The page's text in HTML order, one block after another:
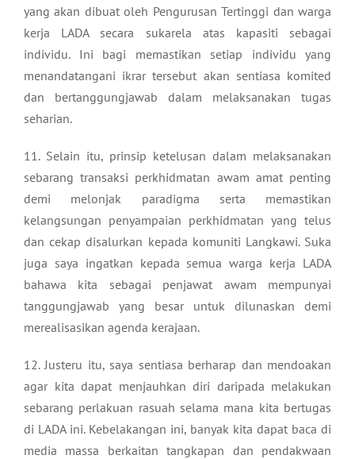
yang akan dibuat oleh Pengurusan Tertinggi dan warga
kerja LADA secara sukarela atas kapasiti sebagai
individu. Ini bagi memastikan setiap individu yang
menandatangani ikrar tersebut akan sentiasa komited
dan bertanggungjawab dalam melaksanakan tugas
seharian.
11. Selain itu, prinsip ketelusan dalam melaksanakan
sebarang transaksi perkhidmatan awam amat penting
demi melonjak paradigma serta memastikan
kelangsungan penyampaian perkhidmatan yang telus
dan cekap disalurkan kepada komuniti Langkawi. Suka
juga saya ingatkan kepada semua warga kerja LADA
bahawa kita sebagai penjawat awam mempunyai
tanggungjawab yang besar untuk dilunaskan demi
merealisasikan agenda kerajaan.
12. Justeru itu, saya sentiasa berharap dan mendoakan
agar kita dapat menjauhkan diri daripada melakukan
sebarang perlakuan rasuah selama mana kita bertugas
di LADA ini. Kebelakangan ini, banyak kita dapat baca di
media massa berkaitan tangkapan dan pendakwaan